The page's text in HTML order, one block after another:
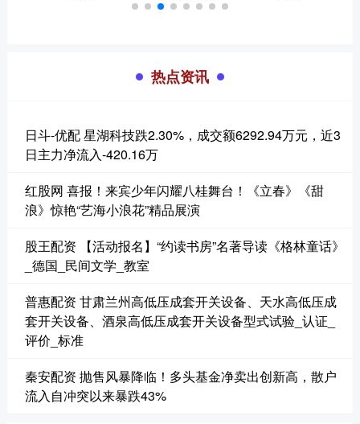
热点资讯
日斗-优配 星湖科技跌2.30%，成交额6292.94万元，近3
日主力净流入-420.16万
红股网 喜报！来宾少年闪耀八桂舞台！《立春》《甜
浪》惊艳“艺海小浪花”精品展演
股王配资 【活动报名】“约读书房”名著导读《格林童话》
_德国_民间文学_教室
普惠配资 甘肃兰州高低压成套开关设备、天水高低压成
套开关设备、酒泉高低压成套开关设备型式试验_认证_
评价_标准
秦安配资 抛售风暴降临！多头基金净卖出创新高，散户
流入自冲突以来暴跌43%